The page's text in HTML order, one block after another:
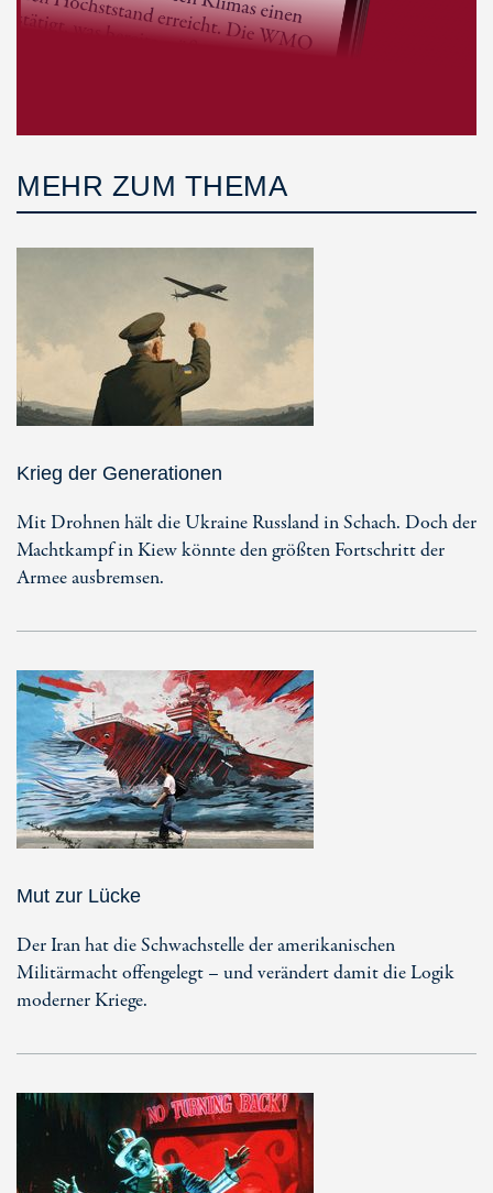
MEHR ZUM THEMA
Krieg der Generationen
Mit Drohnen hält die Ukraine Russland in Schach. Doch der
Machtkampf in Kiew könnte den größten Fortschritt der
Armee ausbremsen.
Mut zur Lücke
Der Iran hat die Schwachstelle der amerikanischen
Militärmacht offengelegt – und verändert damit die Logik
moderner Kriege.